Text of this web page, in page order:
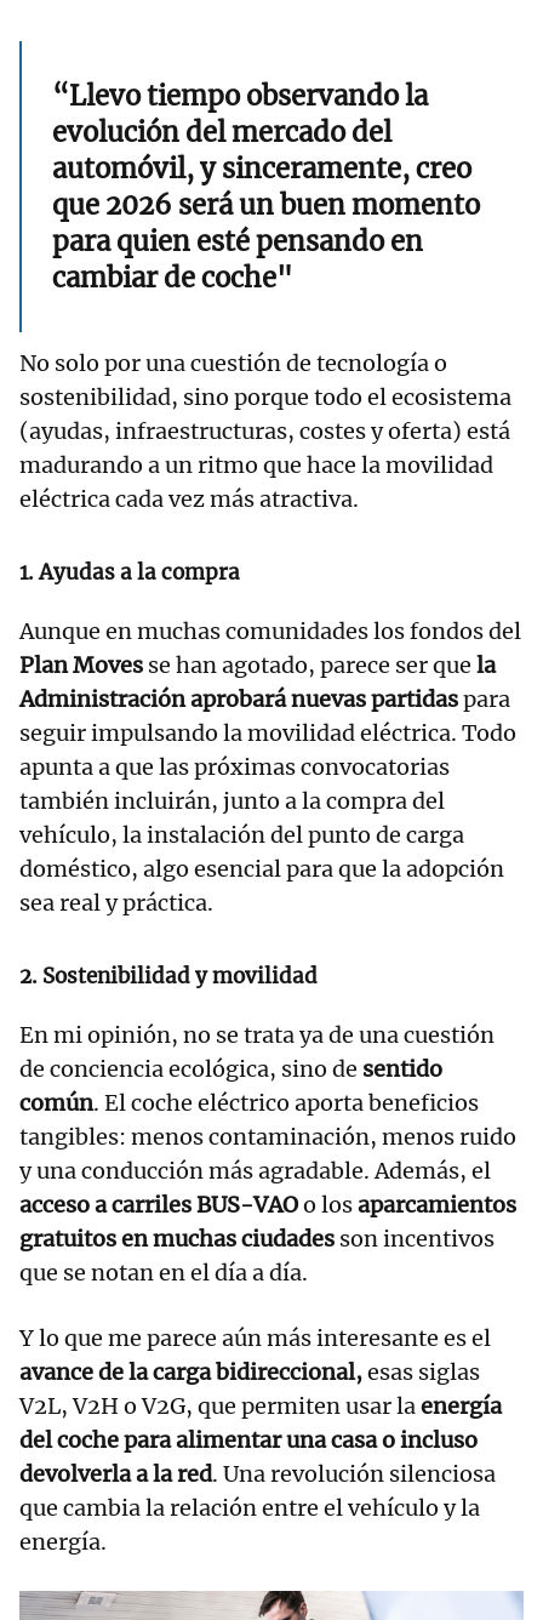
“Llevo tiempo observando la
evolución del mercado del
automóvil, y sinceramente, creo
que 2026 será un buen momento
para quien esté pensando en
cambiar de coche"
No solo por una cuestión de tecnología o
sostenibilidad, sino porque todo el ecosistema
(ayudas, infraestructuras, costes y oferta) está
madurando a un ritmo que hace la movilidad
eléctrica cada vez más atractiva.
1. Ayudas a la compra
Aunque en muchas comunidades los fondos del
Plan Moves se han agotado, parece ser que la
Administración aprobará nuevas partidaspara
seguir impulsando la movilidad eléctrica. Todo
apunta a que las próximas convocatorias
también incluirán, junto a la compra del
vehículo, la instalación del punto de carga
doméstico, algo esencial para que la adopción
sea real y práctica.
2. Sostenibilidad y movilidad
En mi opinión, no se trata ya de una cuestión
de conciencia ecológica, sino de sentido
común. El coche eléctrico aporta beneficios
tangibles: menos contaminación, menos ruido
y una conducción más agradable. Además, el
acceso a carriles BUS-VAOo losaparcamientos
gratuitos en muchas ciudades son incentivos
que se notan en el día a día.
Y lo que me parece aún más interesante es el
avance de la carga bidireccional,esas siglas
V2L, V2H o V2G, que permiten usar laenergía
del coche para alimentar una casa o incluso
devolverla a la red. Una revolución silenciosa
que cambia la relación entre el vehículo y la
energía.